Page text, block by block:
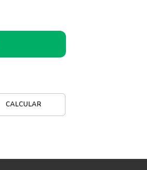
CALCULAR